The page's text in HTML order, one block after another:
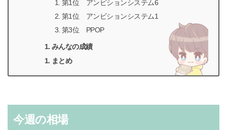
第1位 アンビションシステム6
第1位 アンビションシステム1
第3位 PPOP
みんなの成績
まとめ
今週の相場